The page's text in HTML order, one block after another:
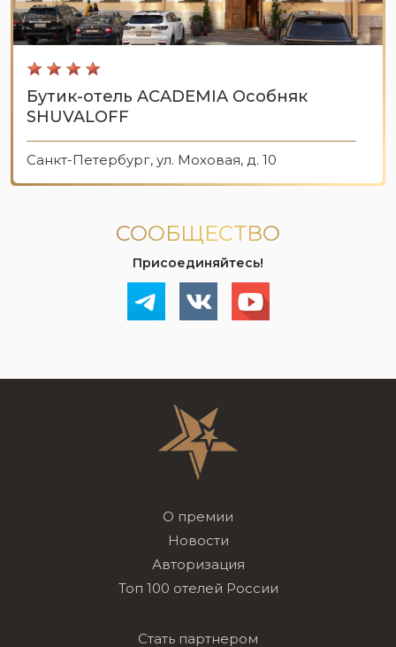
Бутик-отель ACADEMIA Особняк
SHUVALOFF
Санкт-Петербург, ул. Моховая, д. 10
СООБЩЕСТВО
Присоединяйтесь!
О премии
Новости
Авторизация
Топ 100 отелей России
Стать партнером